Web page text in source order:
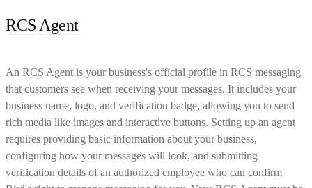
RCS Agent
An RCS Agent is your business's official profile in RCS messaging
that customers see when receiving your messages. It includes your
business name, logo, and verification badge, allowing you to send
rich media like images and interactive buttons. Setting up an agent
requires providing basic information about your business,
configuring how your messages will look, and submitting
verification details of an authorized employee who can confirm